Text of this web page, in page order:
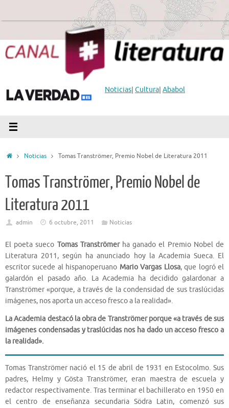
Noticias| Cultura| Ababol
InicioNoticias Tomas Tranströmer, Premio Nobel de Literatura 2011‎
Tomas Tranströmer, Premio Nobel de
Literatura 2011‎
admin 6 octubre, 2011 Noticias
El poeta sueco Tomas Tranströmerha ganado el Premio Nobel de
Literatura 2011, según ha anunciado hoy la Academia Sueca. El
escritor sucede al hispanoperuano Mario Vargas Llosa, que logró el
galardón el pasado año. La Academia ha decidido galardonar a
Tranströmer «porque, a través de la condensidad de sus traslúcidas
imágenes, nos aporta un acceso fresco a la realidad».
La Academia destacó la obra de Tranströmer porque «a través de sus
imágenes condensadas y traslúcidas nos ha dado un acceso fresco a
la realidad».
Tomas Tranströmer nació el 15 de abril de 1931 en Estocolmo. Sus
padres, Helmy y Gösta Tranströmer, eran maestra de escuela y
redactor respectivamente. Tras terminar el bachillerato en 1950 en
el centro de enseñanza secundaria Södra Latin, comenzó sus